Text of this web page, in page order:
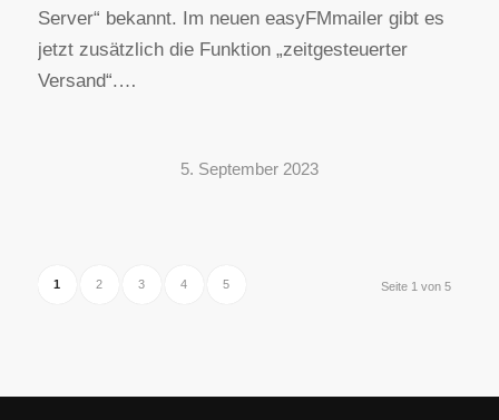
Server“ bekannt. Im neuen easyFMmailer gibt es
jetzt zusätzlich die Funktion „zeitgesteuerter
Versand“.…
5. September 2023
Seite 1 von 5
1 2 3 4 5